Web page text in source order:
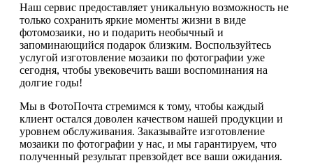
Наш сервис предоставляет уникальную возможность не
только сохранить яркие моменты жизни в виде
фотомозаики, но и подарить необычный и
запоминающийся подарок близким. Воспользуйтесь
услугой изготовление мозаики по фотографии уже
сегодня, чтобы увековечить ваши воспоминания на
долгие годы!
Мы в ФотоПочта стремимся к тому, чтобы каждый
клиент остался доволен качеством нашей продукции и
уровнем обслуживания. Заказывайте изготовление
мозаики по фотографии у нас, и мы гарантируем, что
полученный результат превзойдет все ваши ожидания.